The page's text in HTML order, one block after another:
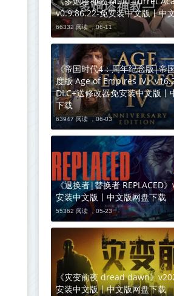
v0.9.86.22-免安装中文版丨中
66332 阅读 ，06-11
《帝国时代4：周年纪念版|帝
度版 Age of Empires IV》
DLC+送修改器免安装中文版丨
下载
63947 阅读 ，06-03
《退换者|替换者 REPLACED
安装中文版丨中文版网盘下载
55362 阅读 ，05-23
《灾变前夜 dread dawn》
安装中文版丨中文版网盘下载